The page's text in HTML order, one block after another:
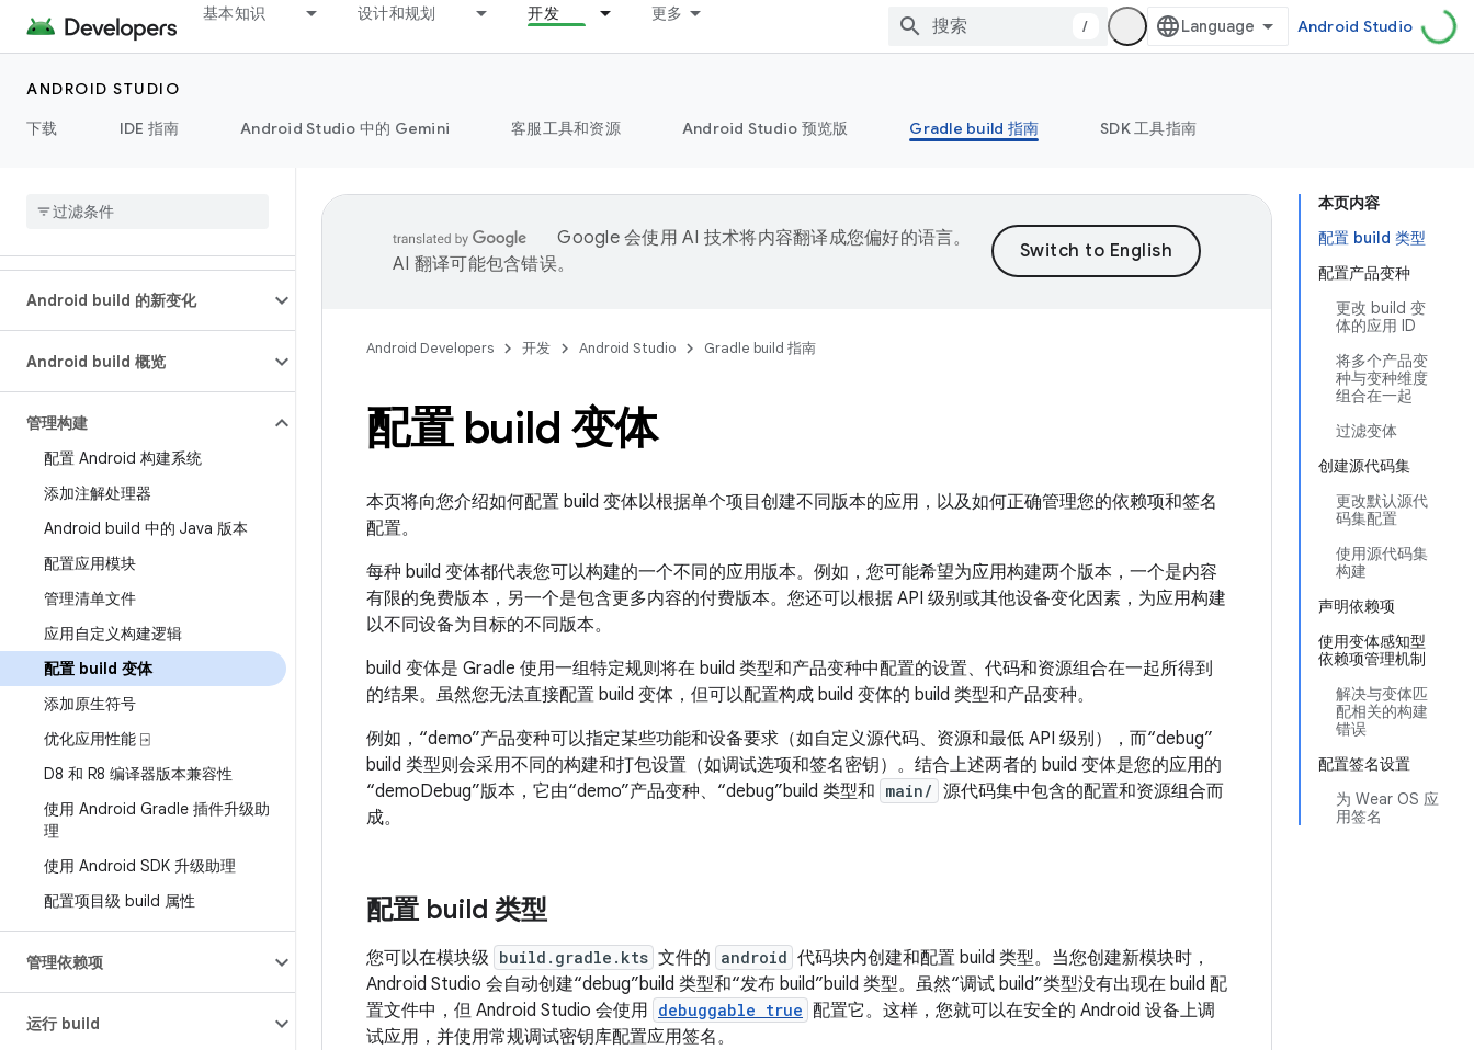
基本知识 设计和规划 开发 更多
/ Android Studio
ANDROID STUDIO
下载
IDE 指南 Android Studio 中的 Gemini 客服工具和资源 Android Studio 预览版 Gradle build 指南 SDK 工具指南
Android build 的新变化
Android build 概览
管理构建
配置 Android 构建系统
添加注解处理器
Android build 中的 Java 版本
配置应用模块
管理清单文件
应用自定义构建逻辑
配置 build 变体
添加原生符号
优化应用性能 ⍈
D8 和 R8 编译器版本兼容性
使用 Android Gradle 插件升级助
理
使用 Android SDK 升级助理
配置项目级 build 属性
管理依赖项
运行 build
本页内容
配置 build 类型
配置产品变种
更改 build 变
体的应用 ID
将多个产品变
种与变种维度
组合在一起
过滤变体
创建源代码集
更改默认源代
码集配置
使用源代码集
构建
声明依赖项
使用变体感知型
依赖项管理机制
解决与变体匹
配相关的构建
错误
配置签名设置
为 Wear OS 应
用签名
Google 会使用 AI 技术将内容翻译成您偏好的语言。
AI 翻译可能包含错误。
Android Developers 开发 Android Studio Gradle build 指南
配置 build 变体
本页将向您介绍如何配置 build 变体以根据单个项目创建不同版本的应用，以及如何正确管理您的依赖项和签名
配置。
每种 build 变体都代表您可以构建的一个不同的应用版本。 例如，您可能希望为应用构建两个版本，一个是内容
有限的免费版本，另一个是包含更多内容的付费版本。您还可以根据 API 级别或其他设备变化因素，为应用构建
以不同设备为目标的不同版本。
build 变体是 Gradle 使用一组特定规则将在 build 类型和产品变种中配置的设置、代码和资源组合在一起所得到
的结果。虽然您无法直接配置 build 变体，但可以配置构成 build 变体的 build 类型和产品变种。
例如，“demo”产品变种可以指定某些功能和设备要求（如自定义源代码、资源和最低 API 级别），而“debug”
build 类型则会采用不同的构建和打包设置（如调试选项和签名密钥）。 结合上述两者的 build 变体是您的应用的
“demoDebug”版本，它由“demo”产品变种、“debug”build 类型和 main/ 源代码集中包含的配置和资源组合而
成。
配置 build 类型
您可以在模块级 build.gradle.kts 文件的 android 代码块内创建和配置 build 类型。当您创建新模块时，
Android Studio 会自动创建“debug”build 类型和“发布 build”build 类型。虽然“调试 build”类型没有出现在 build 配
置文件中，但 Android Studio 会使用 debuggable true 配置它。这样，您就可以在安全的 Android 设备上调
试应用，并使用常规调试密钥库配置应用签名。